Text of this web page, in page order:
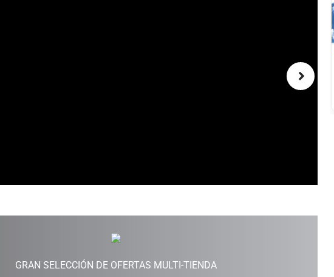
GRAN SELECCIÓN DE OFERTAS MULTI-TIENDA